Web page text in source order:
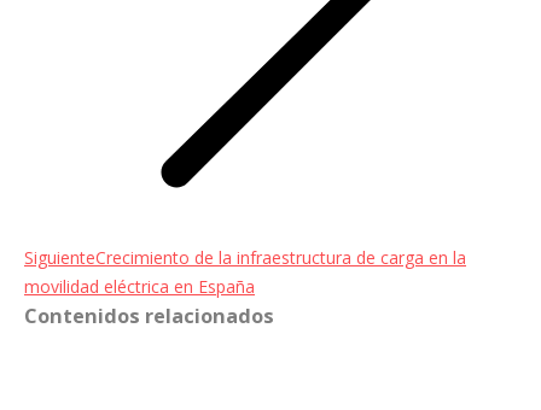
SiguienteEntrada
siguiente:
Crecimiento de la infraestructura de carga en la
movilidad eléctrica en España
Contenidos relacionados